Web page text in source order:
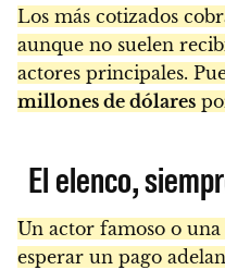
Los más cotizados
aunque no suelen
actores principales.
millones de dólares
El elenco,
Un actor famoso o
esperar un pago